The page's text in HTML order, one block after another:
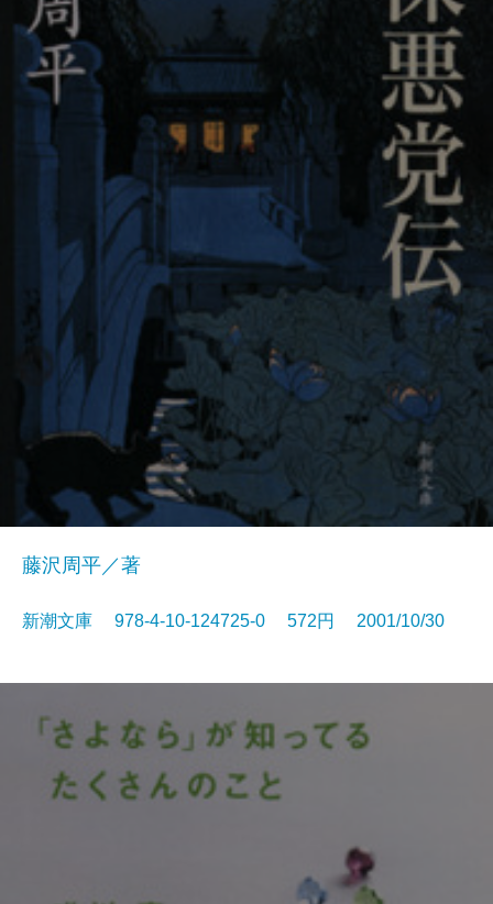
藤沢周平／著
新潮文庫 978-4-10-124725-0 572円 2001/10/30